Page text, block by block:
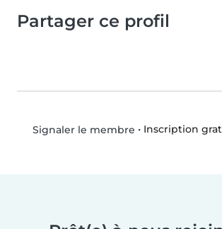
Partager ce profil
Signaler le membre • Inscription